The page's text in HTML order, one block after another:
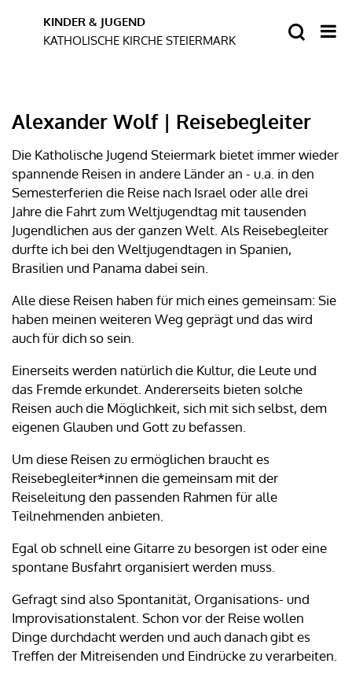
Alexander Wolf | Reisebegleiter
Die Katholische Jugend Steiermark bietet immer wieder
spannende Reisen in andere Länder an - u.a. in den
Semesterferien die Reise nach Israel oder alle drei
Jahre die Fahrt zum Weltjugendtag mit tausenden
Jugendlichen aus der ganzen Welt. Als Reisebegleiter
durfte ich bei den Weltjugendtagen in Spanien,
Brasilien und Panama dabei sein.
Alle diese Reisen haben für mich eines gemeinsam: Sie
haben meinen weiteren Weg geprägt und das wird
auch für dich so sein.
Einerseits werden natürlich die Kultur, die Leute und
das Fremde erkundet. Andererseits bieten solche
Reisen auch die Möglichkeit, sich mit sich selbst, dem
eigenen Glauben und Gott zu befassen.
Um diese Reisen zu ermöglichen braucht es
Reisebegleiter*innen die gemeinsam mit der
Reiseleitung den passenden Rahmen für alle
Teilnehmenden anbieten.
Egal ob schnell eine Gitarre zu besorgen ist oder eine
spontane Busfahrt organisiert werden muss.
Gefragt sind also Spontanität, Organisations- und
Improvisationstalent. Schon vor der Reise wollen
Dinge durchdacht werden und auch danach gibt es
Treffen der Mitreisenden und Eindrücke zu verarbeiten.